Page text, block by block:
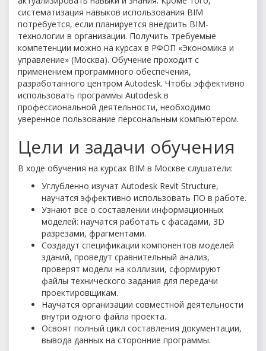
систематизация навыков использования BIM
потребуется, если планируется внедрить BIM-
технологии в организации. Получить требуемые
компетенции можно на курсах в РФОП «Экономика и
управление» (Москва). Обучение проходит с
применением программного обеспечения,
разработанного центром Autodesk. Чтобы эффективно
использовать программы Autodesk в
профессиональной деятельности, необходимо
уверенное пользование персональным компьютером.
Цели и задачи обучения
В ходе обучения на курсах BIM в Москве слушатели:
Углубленно изучат Autodesk Revit Structure,
научатся эффективно использовать ПО в работе.
Узнают все о составлении информационных
моделей: научатся работать с фасадами, 3D
разрезами, фрагментами.
Создадут спецификации компонентов моделей
зданий, проведут сравнительный анализ,
проверят модели на коллизии, сформируют
файлы технического задания для передачи
проектировщикам.
Научатся организации совместной деятельности
внутри одного файла проекта.
Освоят полный цикл составления документации,
вывода данных на сторонние программы.